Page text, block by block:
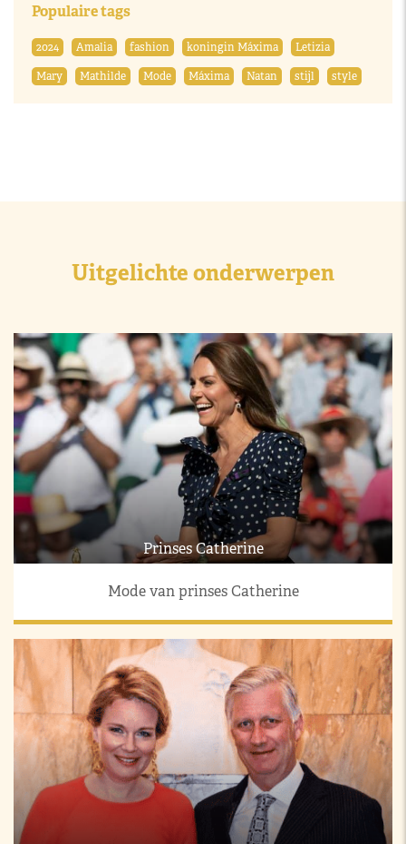
Populaire tags
2024 Amalia fashion koningin Máxima
Letizia
Mary
Mathilde Mode Máxima Natan stijl style
Uitgelichte onderwerpen
Prinses Catherine
Mode van prinses Catherine